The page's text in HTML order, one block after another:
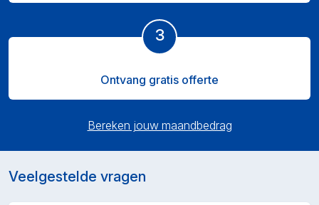
3
Ontvang gratis offerte
Bereken jouw maandbedrag
Veelgestelde vragen